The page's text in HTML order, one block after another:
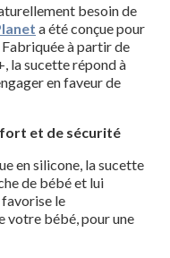
besoin de
a été conçue pour
à partir de
la sucette répond à
en faveur de
et de sécurité
en silicone, la sucette
de bébé et lui
le
votre bébé, pour une